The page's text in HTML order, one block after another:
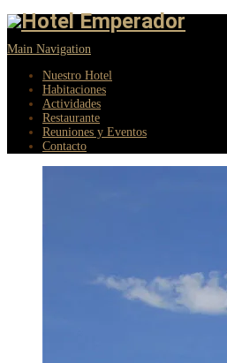
Main Navigation
Nuestro Hotel
Habitaciones
Actividades
Restaurante
Reuniones y Eventos
Contacto